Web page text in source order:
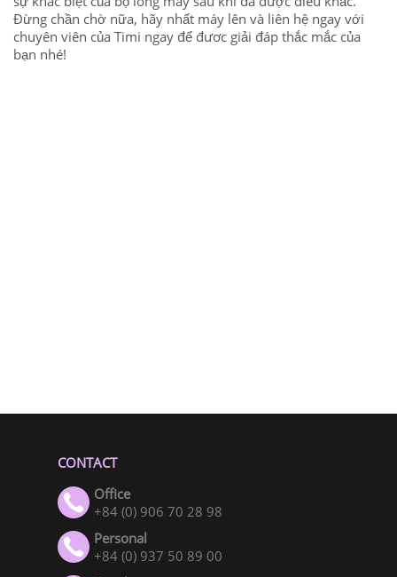
Đừng chần chờ nữa, hãy nhất máy lên và liên hệ ngay với
chuyên viên của Timi ngay để đươc giải đáp thắc mắc của
bạn nhé!
CONTACT
Office
+84 (0) 906 70 28 98
Personal
+84 (0) 937 50 89 00